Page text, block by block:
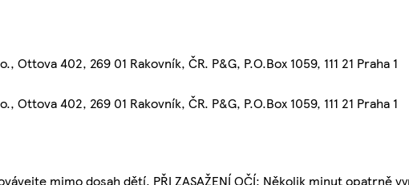
402, 269 01 Rakovník, ČR. P&G, P.O.Box 1059, 111 21 Praha 1
402, 269 01 Rakovník, ČR. P&G, P.O.Box 1059, 111 21 Praha 1
mimo dosah dětí. PŘI ZASAŽENÍ OČÍ: Několik minut opatrně